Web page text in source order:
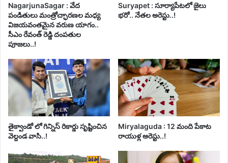
NagarjunaSagar : వేద
పండితులు మంత్రోచ్ఛారణల మధ్య
విజయవంతమైన వరుణ యాగం..
సీఎం రేవంత్ రెడ్డి దంపతుల
పూజలు..!
Suryapet : సూర్యాపేటలో జైలు
భరో.. నేతల అరెస్టు..!
తైక్వాండో లో గిన్నిస్ రికార్డు సృష్టించిన
వెల్దండ వాసి..!
Miryalaguda : 12 మంది పేకాట
రాయుళ్ల అరెస్టు..!